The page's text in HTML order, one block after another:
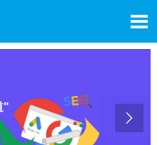

"
